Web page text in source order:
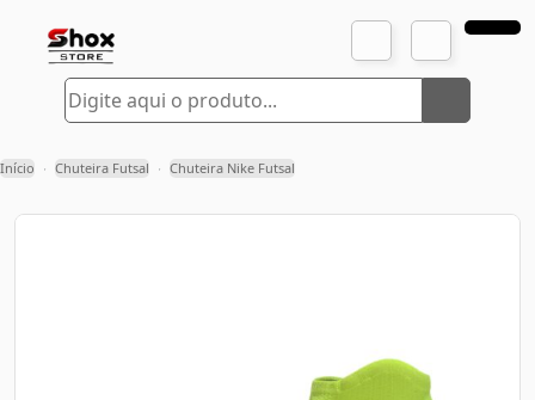
Início › Chuteira Futsal › Chuteira Nike Futsal